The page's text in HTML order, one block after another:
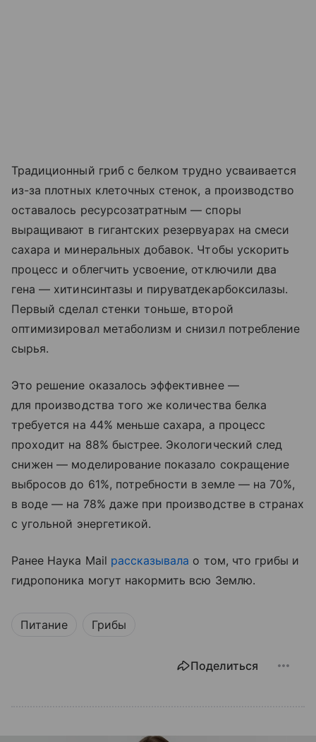
Традиционный гриб с белком трудно усваивается
из-за плотных клеточных стенок, а производство
оставалось ресурсозатратным — споры
выращивают в гигантских резервуарах на смеси
сахара и минеральных добавок. Чтобы ускорить
процесс и облегчить усвоение, отключили два
гена — хитинсинтазы и пируватдекарбоксилазы.
Первый сделал стенки тоньше, второй
оптимизировал метаболизм и снизил потребление
сырья.
Это решение оказалось эффективнее —
для производства того же количества белка
требуется на 44% меньше сахара, а процесс
проходит на 88% быстрее. Экологический след
снижен — моделирование показало сокращение
выбросов до 61%, потребности в земле — на 70%,
в воде — на 78% даже при производстве в странах
с угольной энергетикой.
Ранее Наука Mail рассказывала о том, что грибы и
гидропоника могут накормить всю Землю.
Питание Грибы
Поделиться